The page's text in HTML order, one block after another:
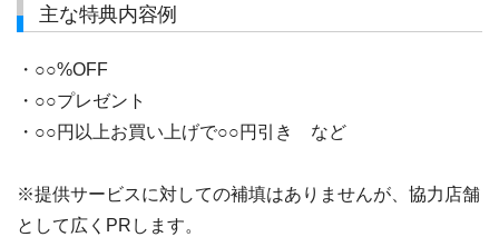
主な特典内容例
・○○%OFF
・○○プレゼント
・○○円以上お買い上げで○○円引き など
※提供サービスに対しての補填はありませんが、協力店舗
として広くPRします。